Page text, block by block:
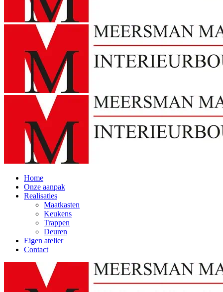
Home
Onze aanpak
Realisaties
Maatkasten
Keukens
Trappen
Deuren
Eigen atelier
Contact